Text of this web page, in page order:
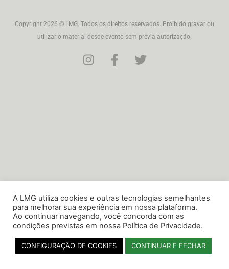
Copyright 2026 © LMG. Todos os direitos reservados. Proibido gravar ou
utilizar o material desde evento sem prévia autorização.
A LMG utiliza cookies e outras tecnologias semelhantes
para melhorar sua experiência em nossa plataforma.
Ao continuar navegando, você concorda com as
condições previstas em nossa Política de Privacidade.
CONFIGURAÇÃO DE COOKIES CONTINUAR E FECHAR